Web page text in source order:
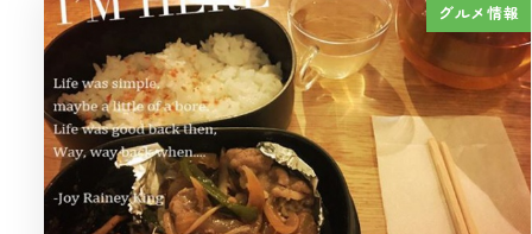
グルメ情報